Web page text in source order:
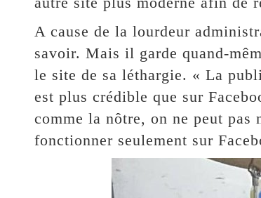
A cause de la lourdeur
savoir. Mais il garde quand-
le site de sa léthargie. « La
est plus crédible que sur
comme la nôtre, on ne peut pas
fonctionner seulement sur